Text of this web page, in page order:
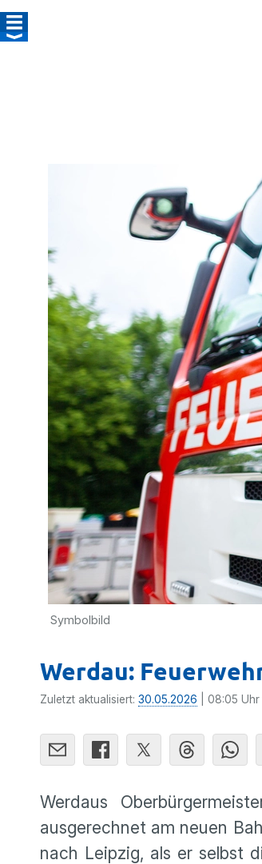
Symbolbild
Werdau:
Zuletzt aktualisiert: 30.05.2026 | 08:05 Uhr
Werdaus
ausgerechnet am neuen
nach Leipzig, als er selbst